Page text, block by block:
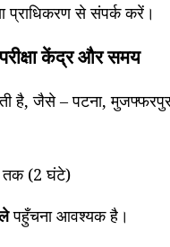
प्राधिकरण से संपर्क करें।
केंद्र और समय
है, जैसे – पटना,
तक (2 घंटे)
पहुँचना आवश्यक है।